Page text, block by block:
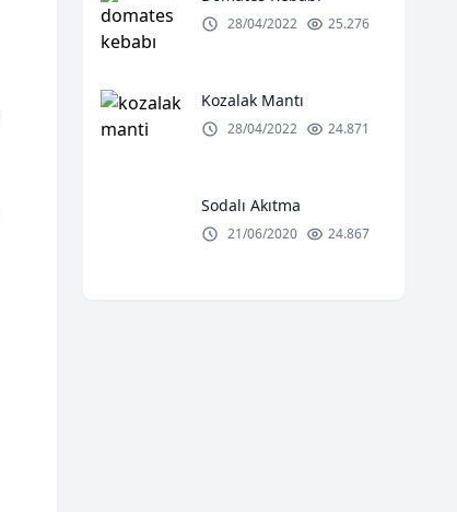
28/04/2022 25.276
Kozalak Mantı
28/04/2022 24.871
Sodalı Akıtma
21/06/2020 24.867